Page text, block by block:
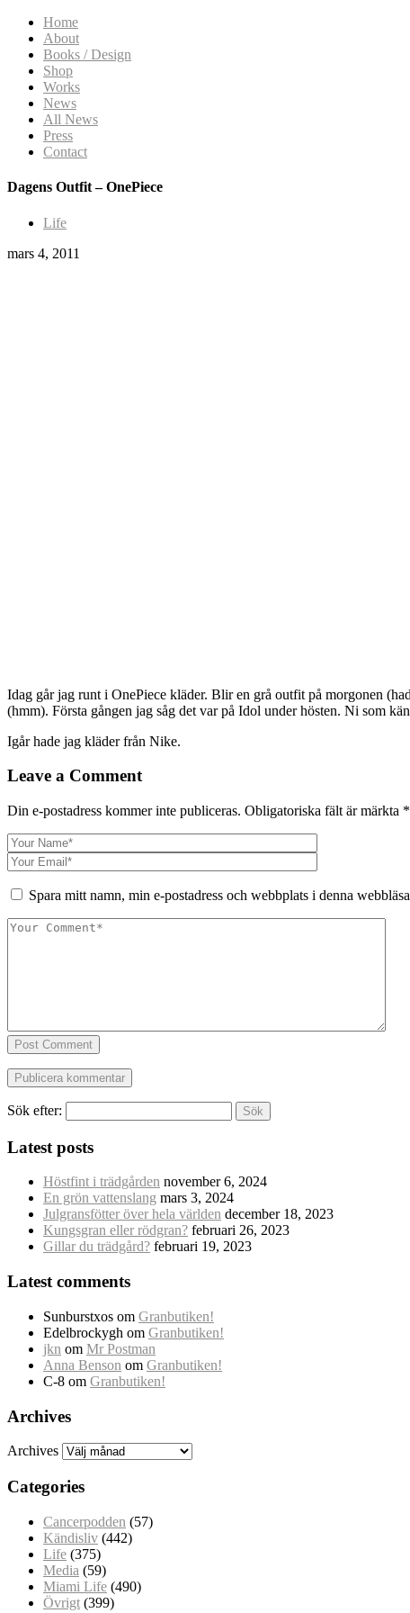
Home
About
Books / Design
Shop
Works
News
All News
Press
Contact
Dagens Outfit – OnePiece
Life
mars 4, 2011
Idag går jag runt i OnePiece kläder. Blir en grå outfit på morgonen
(hmm). Första gången jag såg det var på Idol under hösten. Ni som
Igår hade jag kläder från Nike.
Leave a Comment
Din e-postadress kommer inte publiceras. Obligatoriska fält är märkta *
Spara mitt namn, min e-postadress och webbplats i denna
Post Comment
Sök efter:
Latest posts
Höstfint i trädgården november 6, 2024
En grön vattenslang mars 3, 2024
Julgransfötter över hela världen december 18, 2023
Kungsgran eller rödgran? februari 26, 2023
Gillar du trädgård? februari 19, 2023
Latest comments
Sunburstxos om Granbutiken!
Edelbrockygh om Granbutiken!
jkn om Mr Postman
Anna Benson om Granbutiken!
C-8 om Granbutiken!
Archives
Archives
Categories
Cancerpodden (57)
Kändisliv (442)
Life (375)
Media (59)
Miami Life (490)
Övrigt (399)